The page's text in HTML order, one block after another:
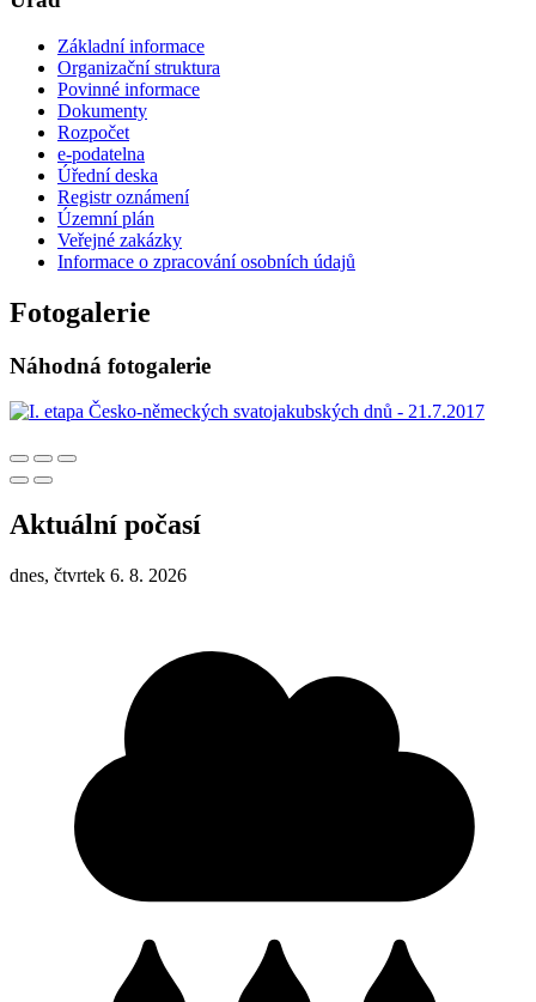
Základní informace
Organizační struktura
Povinné informace
Dokumenty
Rozpočet
e-podatelna
Úřední deska
Registr oznámení
Územní plán
Veřejné zakázky
Informace o zpracování osobních údajů
Fotogalerie
Náhodná fotogalerie
Aktuální počasí
dnes, čtvrtek 6. 8. 2026